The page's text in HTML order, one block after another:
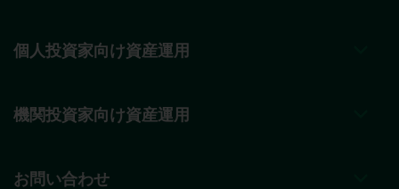
個人投資家向け資産運用
機関投資家向け資産運用
お問い合わせ